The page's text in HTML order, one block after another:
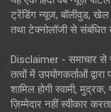
ट्रेंडिंग न्यूज, बॉलीवुड,
तथा टेक्नोलॉजी से संबंधित
Disclaimer - समाचार से
तत्वों में उपयोगकर्ताओं
शामिल होगी स्वामी,
ज़िम्मेदार नहीं स्वीकार